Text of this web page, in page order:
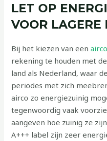
LET OP
VOOR LAGERE
Bij het kiezen van eenairco
rekening te houden met
land als Nederland, waar
periodes met zich
airco zo energiezuinig
tegenwoordig vaak
aangeven hoe zuinig ze
A+++ label zijn zeer